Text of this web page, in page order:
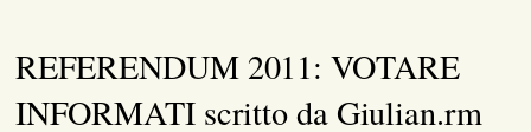
REFERENDUM 2011: VOTARE
INFORMATI scritto da Giulian.rm